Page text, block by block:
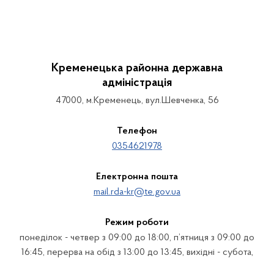
Кременецька районна державна
адміністрація
47000, м.Кременець, вул.Шевченка, 56
Телефон
0354621978
Електронна пошта
mail.rda-kr@te.gov.ua
Режим роботи
понеділок - четвер з 09:00 до 18:00, п’ятниця з 09:00 до
16:45, перерва на обід з 13:00 до 13:45, вихідні - субота,